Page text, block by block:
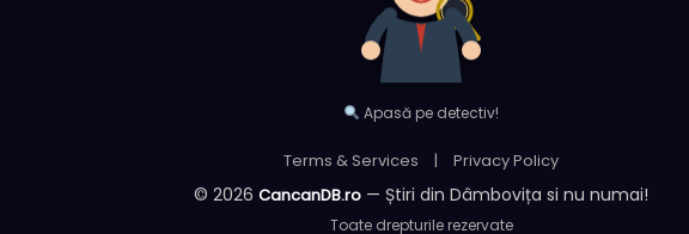
Apasă pe detectiv!
Terms & Services | Privacy Policy
© 2026 CancanDB.ro — Știri din Dâmbovița si nu numai!
Toate drepturile rezervate